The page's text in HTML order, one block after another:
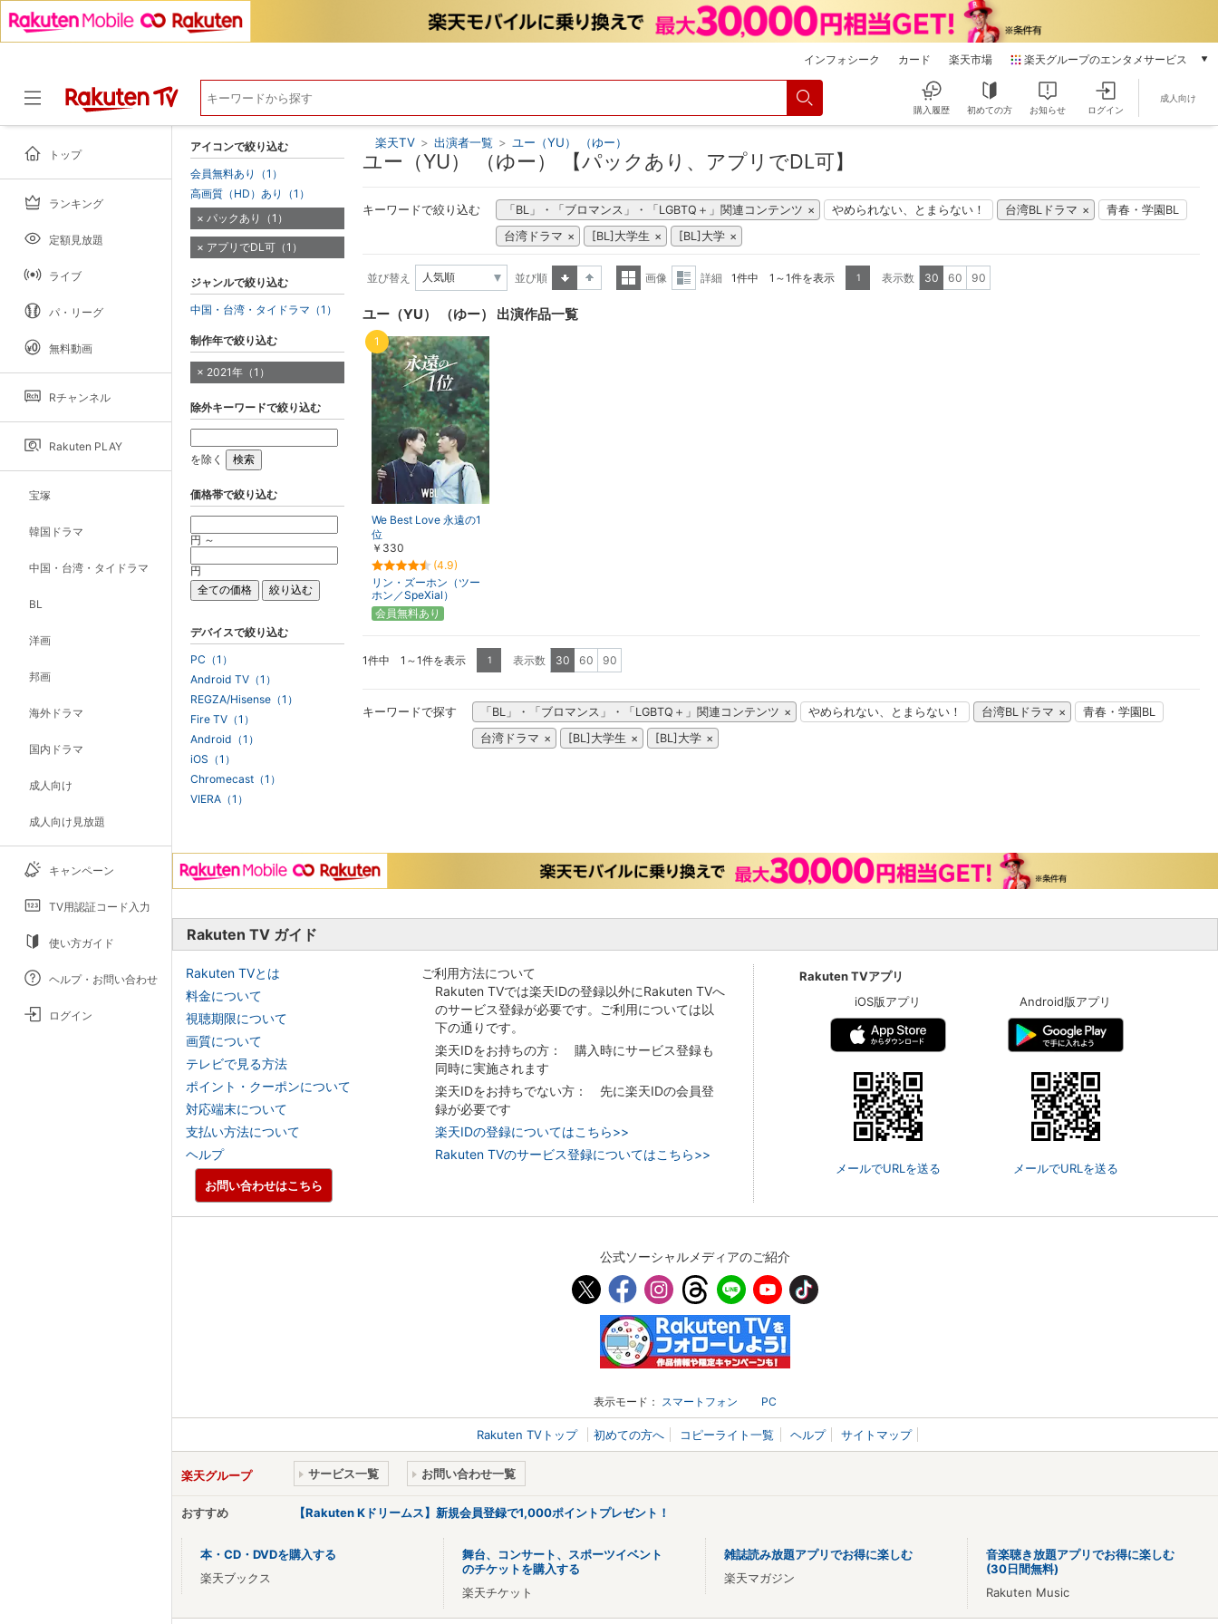
インフォシーク カード 楽天市場 楽天グループのエンタメサービス
本/ゲーム/CD/DVD
雑誌読み放題
動画配信
購入履歴 初めての方 お知らせ ログイン
成人向け
トップ
ランキング
定額見放題
ライブ
パ・リーグ
無料動画
Rチャンネル
Rakuten PLAY
宝塚
韓国ドラマ
中国・台湾・タイドラマ
BL
洋画
邦画
海外ドラマ
国内ドラマ
成人向け
成人向け見放題
キャンペーン
TV用認証コード入力
使い方ガイド
ヘルプ・お問い合わせ
ログイン
楽天TV > 出演者一覧 > ユー（YU） （ゆー）
ユー（YU） （ゆー） 【パックあり、アプリでDL可】
キーワードで絞り込む 「BL」・「ブロマンス」・「LGBTQ＋」関連コンテンツ やめられない、とまらない！ 台湾BLドラマ
青春・学園BL
台湾ドラマ
[BL]大学生 [BL]大学
並び替え
並び順
画像
詳細 1件中 1～1件を表示 1 表示数 30 60 90
ユー（YU） （ゆー） 出演作品一覧
We Best Love 永遠の1
位
￥330
(4.9)
リン・ズーホン（ツー
ホン／SpeXial）
1
会員無料あり
1件中 1～1件を表示 1 表示数 30 60 90
キーワードで探す 「BL」・「ブロマンス」・「LGBTQ＋」関連コンテンツ やめられない、とまらない！ 台湾BLドラマ
青春・学園BL
台湾ドラマ
[BL]大学生 [BL]大学
アイコンで絞り込む
会員無料あり（1）
高画質（HD）あり（1）
パックあり（1）
アプリでDL可（1）
ジャンルで絞り込む
中国・台湾・タイドラマ（1）
制作年で絞り込む
2021年（1）
除外キーワードで絞り込む
を除く
価格帯で絞り込む
円 ～
円
デバイスで絞り込む
PC（1）
Android TV（1）
REGZA/Hisense（1）
Fire TV（1）
Android（1）
iOS（1）
Chromecast（1）
VIERA（1）
Rakuten TV ガイド
Rakuten TVとは
料金について
視聴期限について
画質について
テレビで見る方法
ポイント・クーポンについて
対応端末について
支払い方法について
ヘルプ
ご利用方法について
Rakuten TVでは楽天IDの登録以外にRakuten TVへ
のサービス登録が必要です。ご利用については以
下の通りです。
楽天IDをお持ちの方： 購入時にサービス登録も
同時に実施されます
楽天IDをお持ちでない方： 先に楽天IDの会員登
録が必要です
楽天IDの登録についてはこちら>>
Rakuten TVのサービス登録についてはこちら>>
Rakuten TVアプリ
iOS版アプリ
メールでURLを送る
Android版アプリ
メールでURLを送る
お問い合わせはこちら
公式ソーシャルメディアのご紹介
表示モード： スマートフォン PC
Rakuten TVトップ 初めての方へ コピーライト一覧 ヘルプ サイトマップ
楽天グループ サービス一覧 お問い合わせ一覧
おすすめ 【Rakuten Kドリームス】新規会員登録で1,000ポイントプレゼント！
本・CD・DVDを購入する
楽天ブックス
舞台、コンサート、スポーツイベント
のチケットを購入する
楽天チケット
雑誌読み放題アプリでお得に楽しむ
楽天マガジン
音楽聴き放題アプリでお得に楽しむ
(30日間無料)
Rakuten Music